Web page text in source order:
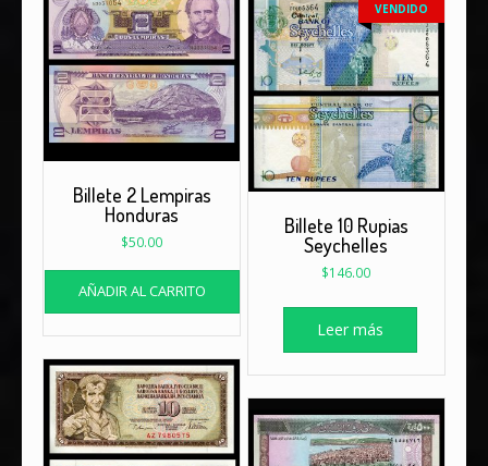
Billete 2 Lempiras
Honduras
$50.00
AÑADIR AL CARRITO
VENDIDO
Billete 10 Rupias
Seychelles
$146.00
Leer más